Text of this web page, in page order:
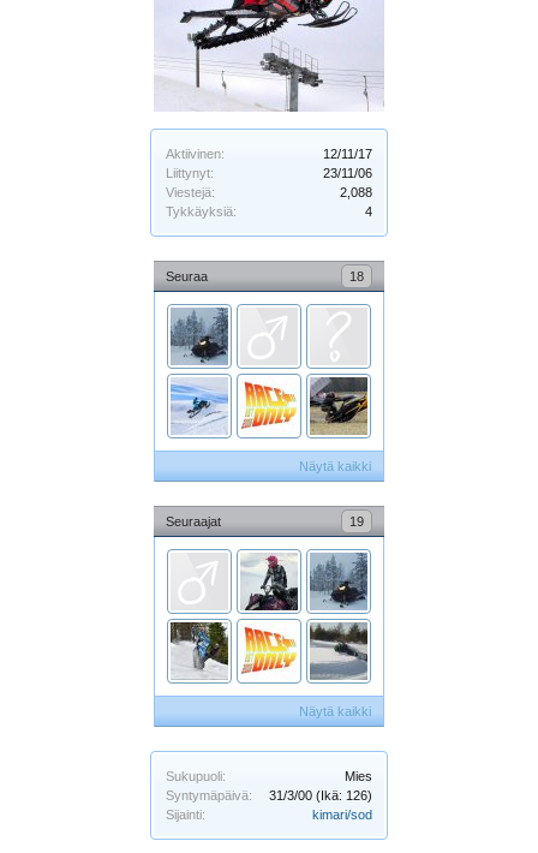
Aktiivinen:
12/11/17
Liittynyt:
23/11/06
Viestejä:
2,088
Tykkäyksiä:
4
Seuraa 18
Näytä kaikki
Seuraajat 19
Näytä kaikki
Sukupuoli:
Mies
Syntymäpäivä:
31/3/00 (Ikä: 126)
Sijainti:
kimari/sod